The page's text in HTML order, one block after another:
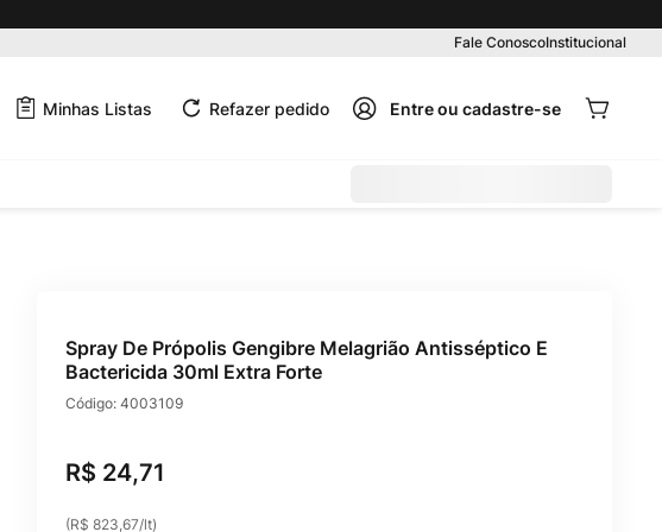
Fale ConoscoInstitucional
Minhas Listas Refazer pedido
Spray De Própolis Gengibre Melagrião Antisséptico E
Bactericida 30ml Extra Forte
Código: 4003109
R$ 24,71
(R$ 823,67/lt)